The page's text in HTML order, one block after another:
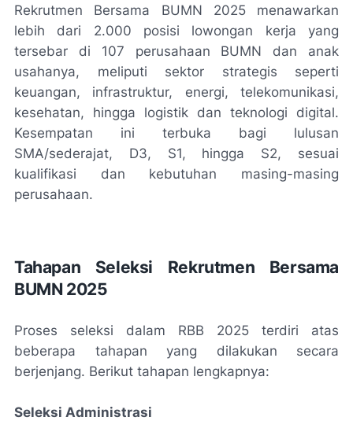
Rekrutmen Bersama BUMN 2025 menawarkan
lebih dari 2.000 posisi lowongan kerja yang
tersebar di 107 perusahaan BUMN dan anak
usahanya, meliputi sektor strategis seperti
keuangan, infrastruktur, energi, telekomunikasi,
kesehatan, hingga logistik dan teknologi digital.
Kesempatan ini terbuka bagi lulusan
SMA/sederajat, D3, S1, hingga S2, sesuai
kualifikasi dan kebutuhan masing-masing
perusahaan.
Tahapan Seleksi Rekrutmen Bersama
BUMN 2025
Proses seleksi dalam RBB 2025 terdiri atas
beberapa tahapan yang dilakukan secara
berjenjang. Berikut tahapan lengkapnya:
Seleksi Administrasi